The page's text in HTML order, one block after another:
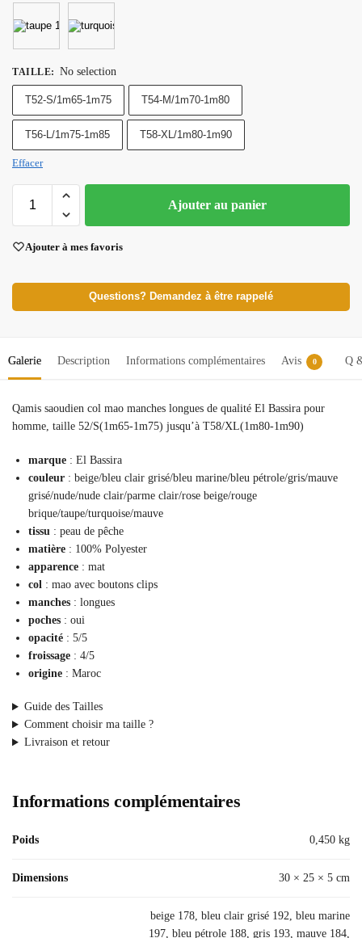
TAILLE: No selection
T52-S/1m65-1m75 T54-M/1m70-1m80
T56-L/1m75-1m85 T58-XL/1m80-1m90
Effacer
Ajouter au panier
Ajouter à mes favoris
Questions? Demandez à être rappelé
Galerie Description Informations complémentaires Avis 0 Q
Qamis saoudien col mao manches longues de qualité El Bassira pour
homme, taille 52/S(1m65-1m75) jusqu’à T58/XL(1m80-1m90)
marque : El Bassira
couleur : beige/bleu clair grisé/bleu marine/bleu pétrole/gris/mauve
grisé/nude/nude clair/parme clair/rose beige/rouge
brique/taupe/turquoise/mauve
tissu : peau de pêche
matière : 100% Polyester
apparence : mat
col : mao avec boutons clips
manches : longues
poches : oui
opacité : 5/5
froissage : 4/5
origine : Maroc
Guide des Tailles
Comment choisir ma taille ?
Livraison et retour
Informations complémentaires
Poids 0,450 kg
Dimensions 30 × 25 × 5 cm
beige 178, bleu clair grisé 192, bleu marine
197, bleu pétrole 188, gris 193, mauve 184,